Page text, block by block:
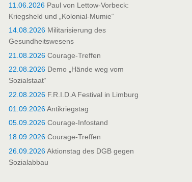
11.06.2026Paul von Lettow-Vorbeck:
Kriegsheld und „Kolonial-Mumie“
14.08.2026Militarisierung des
Gesundheitswesens
21.08.2026Courage-Treffen
22.08.2026Demo „Hände weg vom
Sozialstaat“
22.08.2026F.R.I.D.A Festival in Limburg
01.09.2026Antikriegstag
05.09.2026Courage-Infostand
18.09.2026Courage-Treffen
26.09.2026Aktionstag des DGB gegen
Sozialabbau